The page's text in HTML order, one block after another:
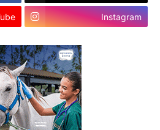
Instagram